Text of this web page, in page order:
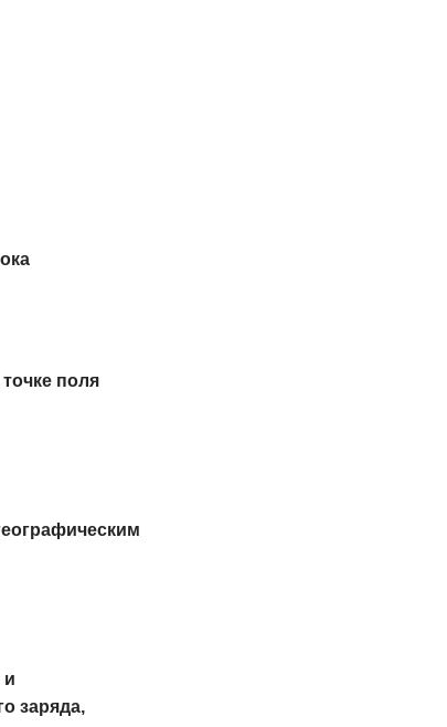
поля
и
заряда,